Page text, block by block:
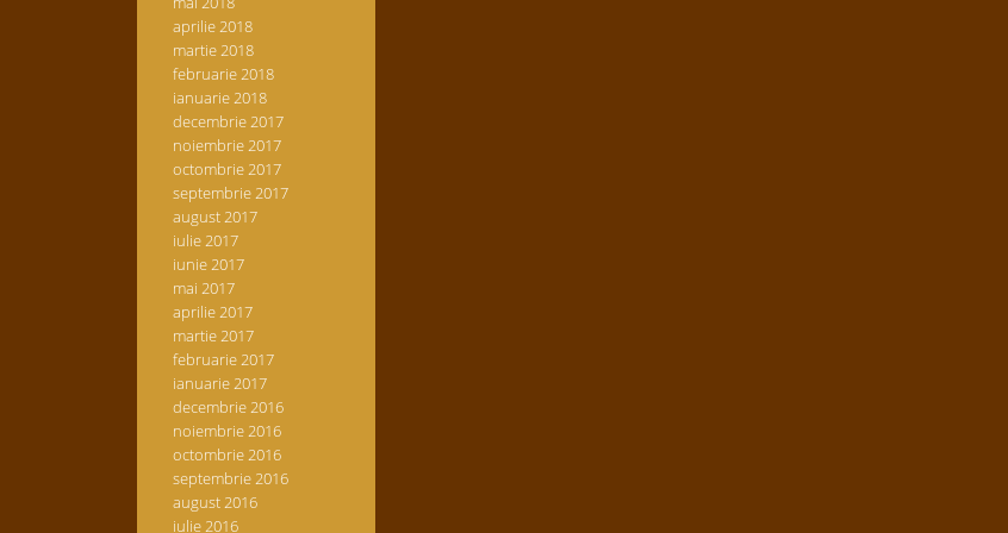
aprilie 2018
martie 2018
februarie 2018
ianuarie 2018
decembrie 2017
noiembrie 2017
octombrie 2017
septembrie 2017
august 2017
iulie 2017
iunie 2017
mai 2017
aprilie 2017
martie 2017
februarie 2017
ianuarie 2017
decembrie 2016
noiembrie 2016
octombrie 2016
septembrie 2016
august 2016
iulie 2016